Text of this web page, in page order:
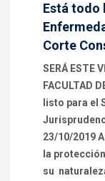
Está todo
Corte
SERÁ ESTE
FACULTAD
listo para el
23/10/2019
la
su